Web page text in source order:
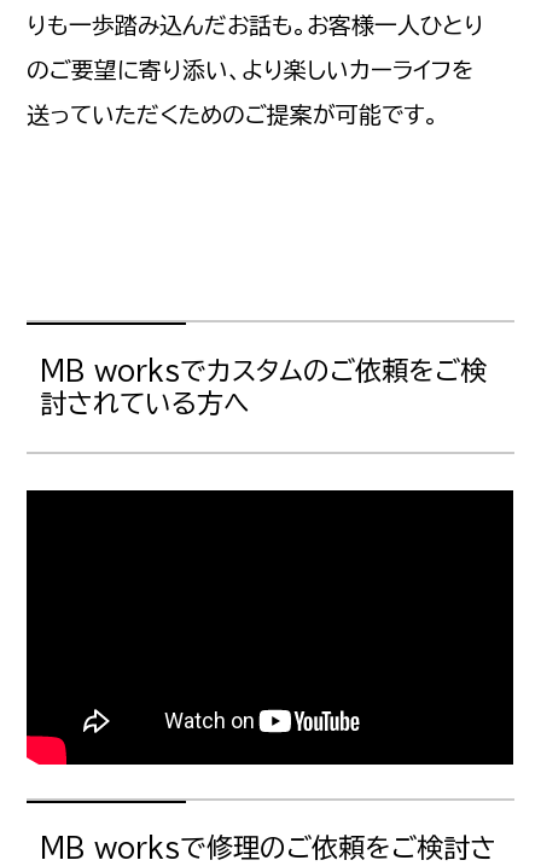
りも一歩踏み込んだお話も。お客様一人ひとり
のご要望に寄り添い、より楽しいカーライフを
送っていただくためのご提案が可能です。
MB worksでカスタムのご依頼をご検
討されている方へ
MB worksで修理のご依頼をご検討さ